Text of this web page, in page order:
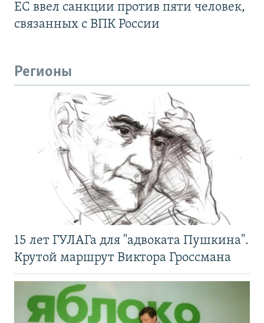
ЕС ввел санкции против пяти человек,
связанных с ВПК России
Регионы
15 лет ГУЛАГа для "адвоката Пушкина".
Крутой маршрут Виктора Гроссмана